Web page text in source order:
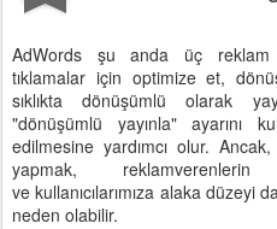
AdWords şu anda üç reklam
tıklamalar için optimize et,
sıklıkta dönüşümlü olarak
"dönüşümlü yayınla" ayarını
edilmesine yardımcı olur.
yapmak, reklamverenlerin
ve kullanıcılarımıza alaka düzeyi
neden olabilir.